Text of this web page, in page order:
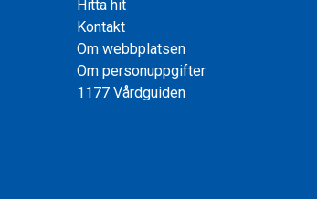
Hitta hit
Kontakt
Om webbplatsen
Om personuppgifter
1177 Vårdguiden